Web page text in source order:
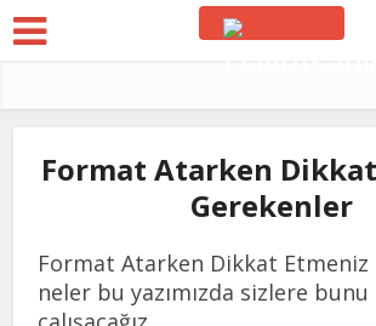
Format Atarken
Gerekenler
Format Atarken Dikkat Etmeniz
neler bu yazımızda sizlere